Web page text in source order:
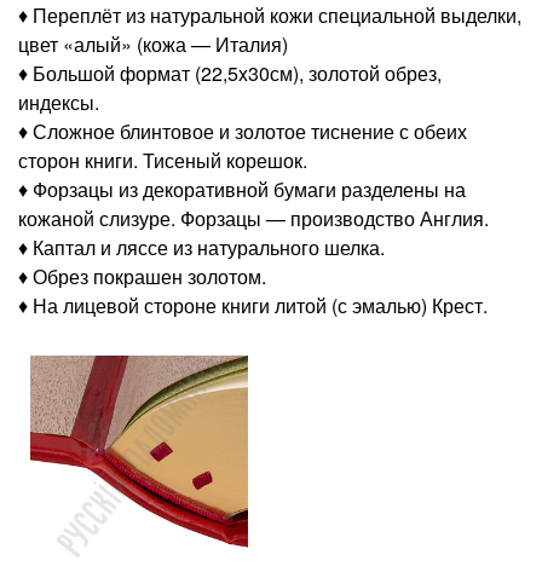
♦ Переплёт из натуральной кожи специальной выделки,
цвет «алый» (кожа — Италия)
♦ Большой формат (22,5x30см), золотой обрез,
индексы.
♦ Сложное блинтовое и золотое тиснение с обеих
сторон книги. Тисеный корешок.
♦ Форзацы из декоративной бумаги разделены на
кожаной слизуре. Форзацы — производство Англия.
♦ Каптал и ляссе из натурального шелка.
♦ Обрез покрашен золотом.
♦ На лицевой стороне книги литой (с эмалью) Крест.